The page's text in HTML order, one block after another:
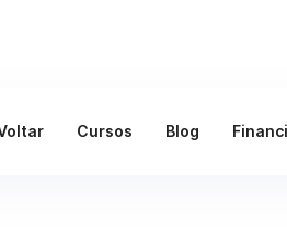
Cursos Blog